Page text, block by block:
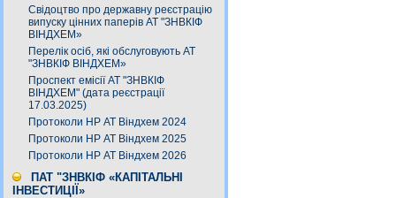
Свідоцтво про державну реєстрацію
випуску цінних паперів АТ "ЗНВКІФ
ВІНДХЕМ»
Перелік осіб, які обслуговують АТ
"ЗНВКІФ ВІНДХЕМ»
Проспект емісії АТ "ЗНВКІФ
ВІНДХЕМ" (дата реєстрації
17.03.2025)
Протоколи НР АТ Віндхем 2024
Протоколи НР АТ Віндхем 2025
Протоколи НР АТ Віндхем 2026
ПАТ "ЗНВКІФ «КАПІТАЛЬНІ
ІНВЕСТИЦІЇ»